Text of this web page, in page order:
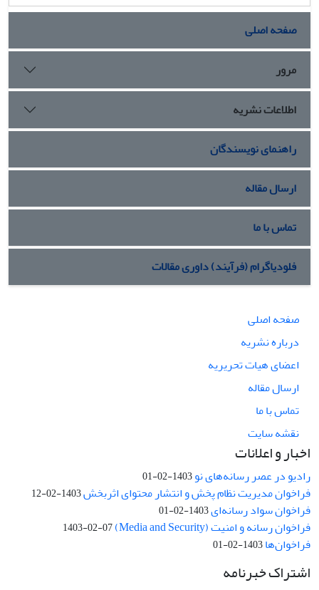
صفحه اصلی
مرور
اطلاعات نشریه
راهنمای نویسندگان
ارسال مقاله
تماس با ما
فلودیاگرام (فرآیند) داوری مقالات
صفحه اصلی
درباره نشریه
اعضای هیات تحریریه
ارسال مقاله
تماس با ما
نقشه سایت
اخبار و اعلانات
رادیو در عصر رسانه‌های نو1403-02-01
فراخوان مدیریت نظام پخش و انتشار محتوای اثربخش1403-02-12
فراخوان سواد رسانه‌ای1403-02-01
فراخوان رسانه و امنیت (Media and Security) 1403-02-07
فراخوان‌ها1403-02-01
اشتراک خبرنامه